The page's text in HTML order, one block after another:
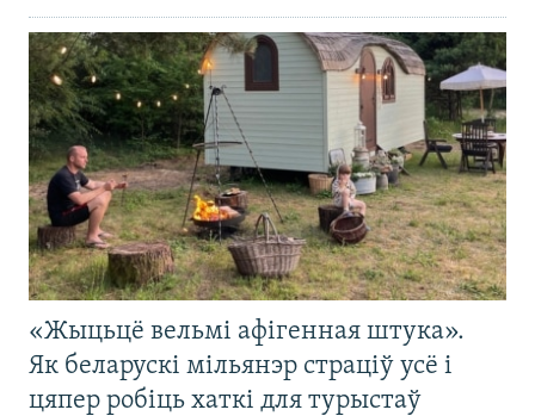
«Жыцьцё вельмі афігенная штука».
Як беларускі мільянэр страціў усё і
цяпер робіць хаткі для турыстаў